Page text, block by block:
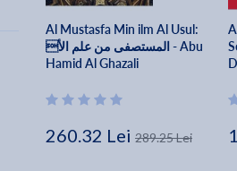
Al Mustasfa Min ilm Al Usul:
المستصفى من علم الأ - Abu
Hamid Al Ghazali
260.32 Lei 289.25 Lei